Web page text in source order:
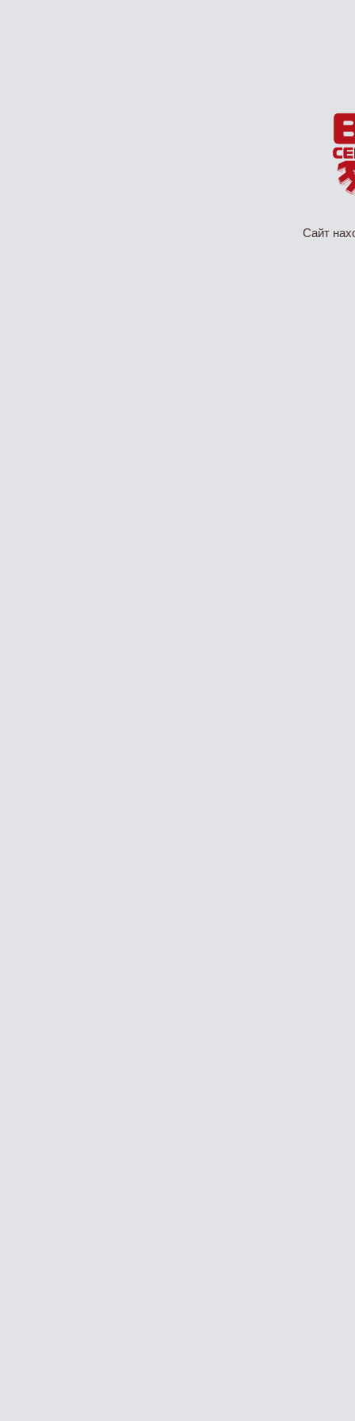
Сайт